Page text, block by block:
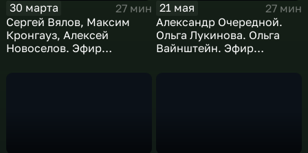
30 марта
27 мин
Сергей Вялов, Максим
Кронгауз, Алексей
Новоселов. Эфир
21 мая
27 мин
Александр Очередной.
Ольга Лукинова. Ольга
Вайнштейн. Эфир